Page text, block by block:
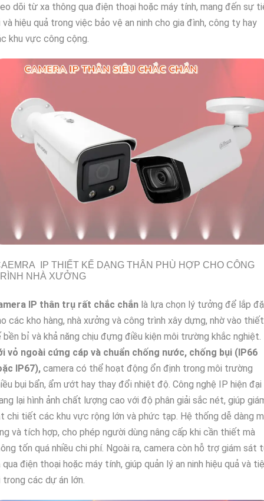
dõi từ xa thông qua điện thoại hoặc máy tính, mang đến sự
và hiệu quả trong việc bảo vệ an ninh cho gia đình, công ty hay
khu vực công cộng.
IP THIẾT KẾ DẠNG THÂN PHÙ HỢP CHO CÔNG
NHÀ XƯỞNG
IP thân trụ rất chắc chắn là lựa chọn lý tưởng để lắp
các kho hàng, nhà xưởng và công trình xây dựng, nhờ vào thiết
bền bỉ và khả năng chịu đựng điều kiện môi trường khắc nghiệt.
vỏ ngoài cứng cáp và chuẩn chống nước, chống bụi (IP66
IP67), camera có thể hoạt động ổn định trong môi trường
bụi bẩn, ẩm ướt hay thay đổi nhiệt độ. Công nghệ IP hiện đại
lại hình ảnh chất lượng cao với độ phân giải sắc nét, giúp
chi tiết các khu vực rộng lớn và phức tạp. Hệ thống dễ dàng
và tích hợp, cho phép người dùng nâng cấp khi cần thiết mà
tốn quá nhiều chi phí. Ngoài ra, camera còn hỗ trợ giám sát
qua điện thoại hoặc máy tính, giúp quản lý an ninh hiệu quả và
trong các dự án lớn.